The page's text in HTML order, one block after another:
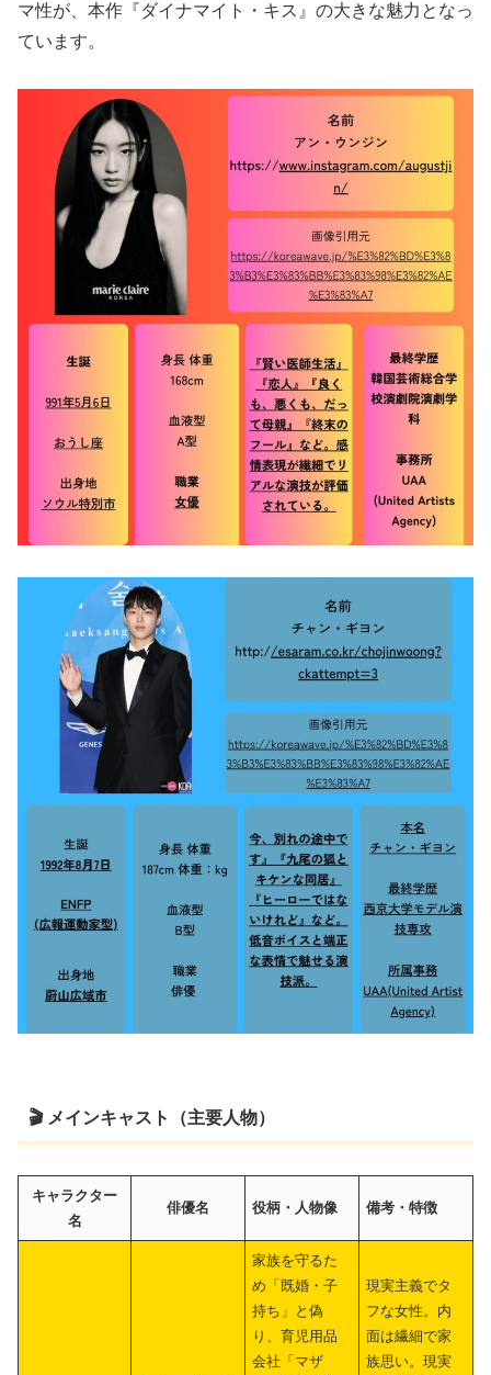
マ性が、本作『ダイナマイト・キス』の大きな魅力となっ
ています。
🎬 メインキャスト（主要人物）
キャラクター
名
俳優名 役柄・人物像 備考・特徴
家族を守るた
め「既婚・子
持ち」と偽
り、育児用品
会社「マザ
現実主義でタ
フな女性。内
面は繊細で家
族思い。現実